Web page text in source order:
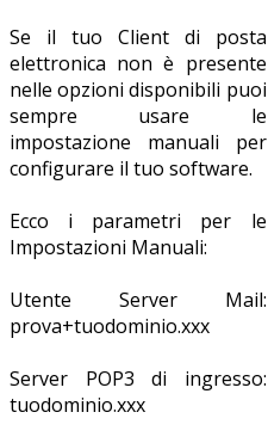
Se il tuo Client di posta
elettronica non è presente
nelle opzioni disponibili puoi
sempre usare le
impostazione manuali per
configurare il tuo software.
Ecco i parametri per le
Impostazioni Manuali:
Utente Server Mail:
prova+tuodominio.xxx
Server POP3 di ingresso:
tuodominio.xxx